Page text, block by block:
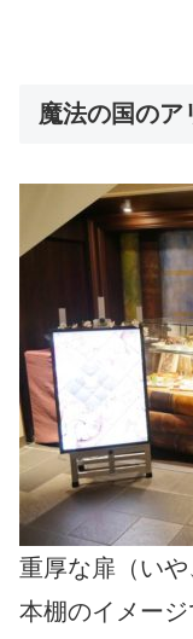
魔法の国のア
重厚な扉（いや
本棚のイメー